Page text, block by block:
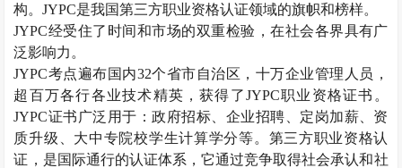
构。JYPC是我国第三方职业资格认证领域的旗帜和榜样。
JYPC经受住了时间和市场的双重检验，在社会各界具有广
泛影响力。
JYPC考点遍布国内32个省市自治区，十万企业管理人员，
超百万各行各业技术精英，获得了JYPC职业资格证书。
JYPC证书广泛用于：政府招标、企业招聘、定岗加薪、资
质升级、大中专院校学生计算学分等。第三方职业资格认
证，是国际通行的认证体系，它通过竞争取得社会承认和社